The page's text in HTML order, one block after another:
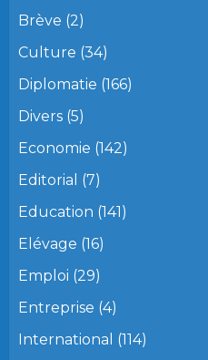
Brève (2)
Culture (34)
Diplomatie (166)
Divers (5)
Economie (142)
Editorial (7)
Education (141)
Elévage (16)
Emploi (29)
Entreprise (4)
International (114)